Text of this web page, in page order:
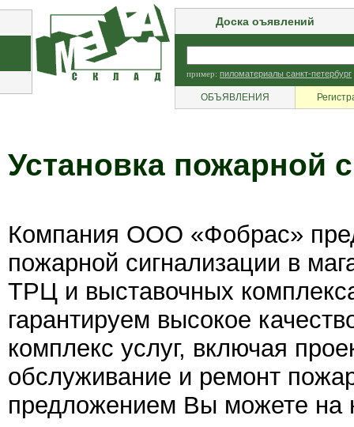
Доска оъявлений
пример: пиломатериалы санкт-петербург
ОБЪЯВЛЕНИЯ
Установка пожарной
Компания ООО «Фобрас»
пожарной сигнализации в
ТРЦ и выставочных
гарантируем высокое
комплекс услуг, включая
обслуживание и ремонт
предложением Вы можете на